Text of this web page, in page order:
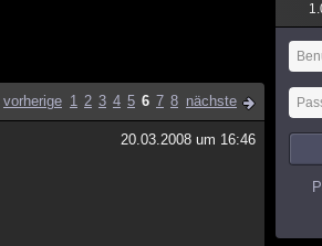
vorherige 1 2 3 4 5 6 7 8 nächste
20.03.2008 um 16:46
1.